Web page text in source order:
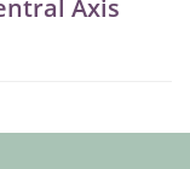
Axis